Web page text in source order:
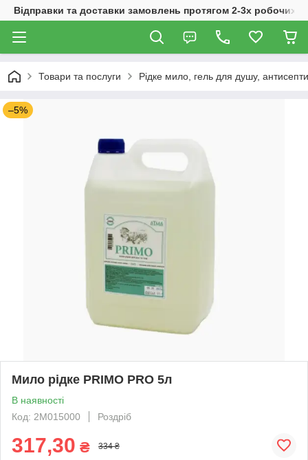
Відправки та доставки замовлень протягом 2-3х робочих
Товари та послуги Рідке мило, гель для душу,
–5%
Мило рідке PRIMO PRO 5л
В наявності
Код: 2M015000
Роздріб
317,30 ₴ 334 ₴